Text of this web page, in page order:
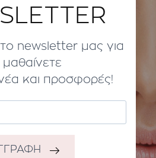
newsletter μας για
και προσφορές!